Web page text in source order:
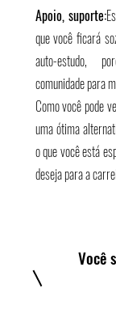
Apoio, suporte:
que você ficará
auto-estudo,
comunidade para
Como você pode
uma ótima
o que você está
deseja para a
Você